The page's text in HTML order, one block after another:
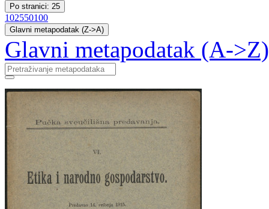
Po stranici: 25
102550100
Glavni metapodatak (Z->A)
Glavni metapodatak (A->Z)